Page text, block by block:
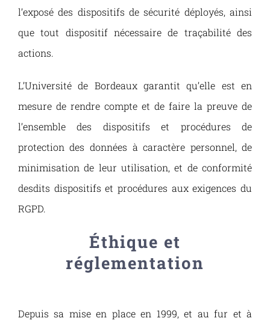
l’exposé des dispositifs de sécurité déployés, ainsi
que tout dispositif nécessaire de traçabilité des
actions.
L’Université de Bordeaux garantit qu’elle est en
mesure de rendre compte et de faire la preuve de
l’ensemble des dispositifs et procédures de
protection des données à caractère personnel, de
minimisation de leur utilisation, et de conformité
desdits dispositifs et procédures aux exigences du
RGPD.
Éthique et
réglementation
Depuis sa mise en place en 1999, et au fur et à